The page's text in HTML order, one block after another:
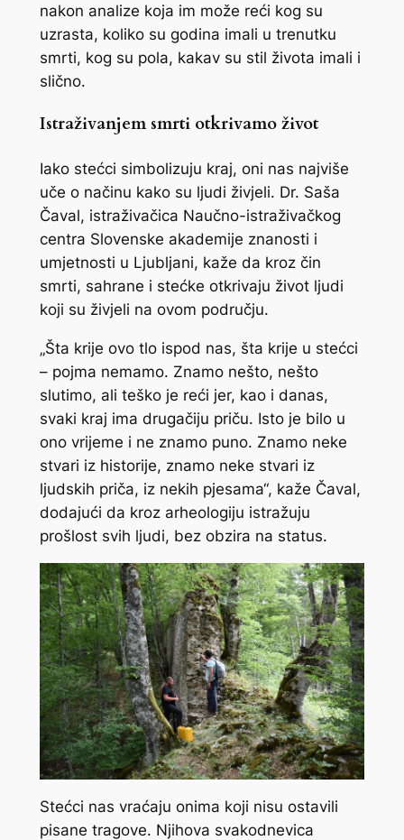
nakon analize koja im može reći kog su
uzrasta, koliko su godina imali u trenutku
smrti, kog su pola, kakav su stil života imali i
slično.
Istraživanjem smrti otkrivamo život
Iako stećci simbolizuju kraj, oni nas najviše
uče o načinu kako su ljudi živjeli. Dr. Saša
Čaval, istraživačica Naučno-istraživačkog
centra Slovenske akademije znanosti i
umjetnosti u Ljubljani, kaže da kroz čin
smrti, sahrane i stećke otkrivaju život ljudi
koji su živjeli na ovom području.
„Šta krije ovo tlo ispod nas, šta krije u stećci
– pojma nemamo. Znamo nešto, nešto
slutimo, ali teško je reći jer, kao i danas,
svaki kraj ima drugačiju priču. Isto je bilo u
ono vrijeme i ne znamo puno. Znamo neke
stvari iz historije, znamo neke stvari iz
ljudskih priča, iz nekih pjesama“, kaže Čaval,
dodajući da kroz arheologiju istražuju
prošlost svih ljudi, bez obzira na status.
Stećci nas vraćaju onima koji nisu ostavili
pisane tragove. Njihova svakodnevica